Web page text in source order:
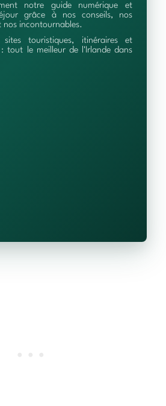
notre guide numérique et
grâce à nos conseils, nos
nos incontournables.
touristiques, itinéraires et
: tout le meilleur de l'Irlande dans